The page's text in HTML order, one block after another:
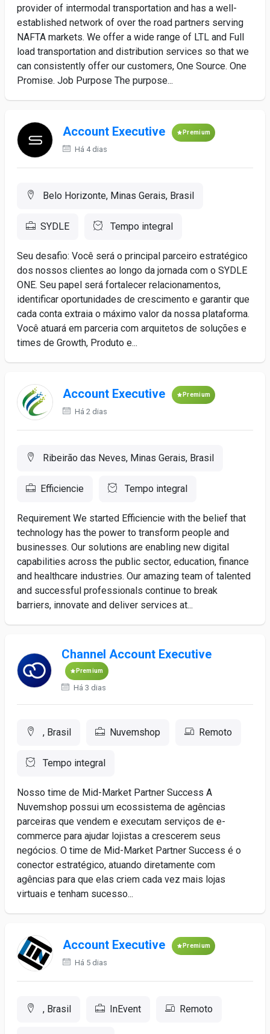
provider of intermodal transportation and has a well-
established network of over the road partners serving
NAFTA markets. We offer a wide range of LTL and Full
load transportation and distribution services so that we
can consistently offer our customers, One Source. One
Promise. Job Purpose The purpose...
Account Executive Premium
Há 4 dias
Belo Horizonte, Minas Gerais, Brasil
SYDLE Tempo integral
Seu desafio: Você será o principal parceiro estratégico
dos nossos clientes ao longo da jornada com o SYDLE
ONE. Seu papel será fortalecer relacionamentos,
identificar oportunidades de crescimento e garantir que
cada conta extraia o máximo valor da nossa plataforma.
Você atuará em parceria com arquitetos de soluções e
times de Growth, Produto e...
Account Executive Premium
Há 2 dias
Ribeirão das Neves, Minas Gerais, Brasil
Efficiencie Tempo integral
Requirement We started Efficiencie with the belief that
technology has the power to transform people and
businesses. Our solutions are enabling new digital
capabilities across the public sector, education, finance
and healthcare industries. Our amazing team of talented
and successful professionals continue to break
barriers, innovate and deliver services at...
Channel Account Executive
Premium
Há 3 dias
, Brasil Nuvemshop Remoto
Tempo integral
Nosso time de Mid-Market Partner Success A
Nuvemshop possui um ecossistema de agências
parceiras que vendem e executam serviços de e-
commerce para ajudar lojistas a crescerem seus
negócios. O time de Mid-Market Partner Success é o
conector estratégico, atuando diretamente com
agências para que elas criem cada vez mais lojas
virtuais e tenham sucesso...
Account Executive Premium
Há 5 dias
, Brasil InEvent Remoto